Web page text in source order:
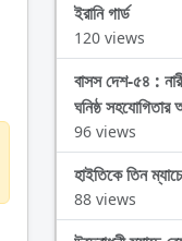
ইরানি গার্ড
120 views
বাসস দেশ-৫৪ :
ঘনিষ্ঠ সহযোগিতার
96 views
হাইতিকে তিন
88 views